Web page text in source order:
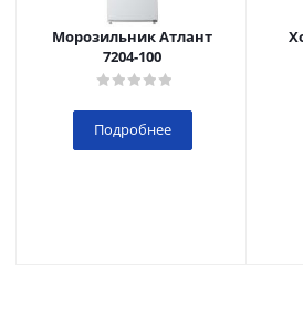
Морозильник Атлант
7204-100
Подробнее